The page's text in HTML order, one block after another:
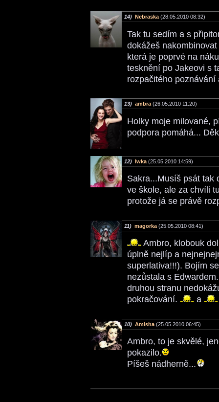
14) Nebraska (28.05.2010 08:32)
Tak tu sedím a s
dokážeš
která je poprvé na
tesknění po Jakeovi s
rozpačitého
13) ambra (26.05.2010 11:20)
Holky moje milované,
podpora pomáhá...
12) Iwka (25.05.2010 14:59)
Sakra...Musíš psát tak
ve škole, ale za chvíli
protože já se právě
11) magorka (25.05.2010 08:41)
Ambro, klobouk
úplně nejlíp a
superlativa!!!). Bojím
nezůstala s
druhou stranu
pokračování.
a
10) Amisha (25.05.2010 06:45)
Ambro, to je skvělé,
pokazilo.
Píšeš nádherně...